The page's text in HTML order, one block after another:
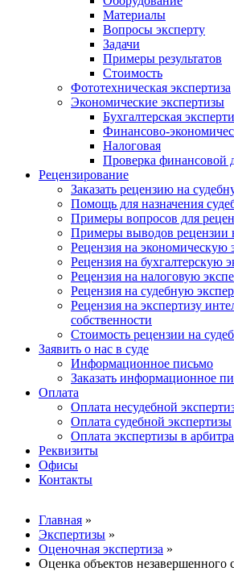
Материалы
Вопросы эксперту
Задачи
Примеры результатов
Стоимость
Фототехническая экспертиза
Экономические экспертизы
Бухгалтерская
Финансово-
Налоговая
Проверка финансовой
Рецензирование
Заказать рецензию на
Помощь для назначения
Примеры вопросов для
Примеры выводов рецензии
Рецензия на экономическую
Рецензия на бухгалтерскую
Рецензия на налоговую
Рецензия на судебную
Рецензия на экспертизу
собственности
Стоимость рецензии на
Заявить о нас в суде
Информационное письмо
Заказать информационное
Оплата
Оплата несудебной
Оплата судебной экспертизы
Оплата экспертизы в
Реквизиты
Офисы
Контакты
Вы здесьГлавная »
Экспертизы »
Оценочная экспертиза »
Оценка объектов незавершенного